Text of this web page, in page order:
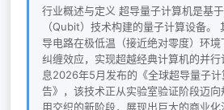
行业概述与定义 超导量子计算机是基
（Qubit）技术构建的量子计算设备。
导电路在极低温（接近绝对零度）环
纠缠效应，实现超越经典计算机的并
息2026年5月发布的《全球超导量子
告》，该技术正从实验室验证阶段迈
用交织的新阶段，展现出巨大的商业